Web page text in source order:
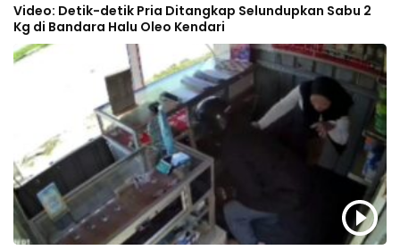
Video: Detik-detik Pria Ditangkap Selundupkan Sabu 2
Kg di Bandara Halu Oleo Kendari